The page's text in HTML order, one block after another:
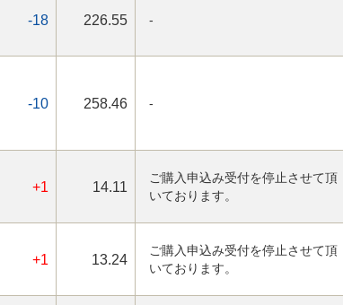
-18 226.55 -
-10 258.46 -
+1 14.11
ご購入申込み受付を停止させて頂
いております。
+1 13.24
ご購入申込み受付を停止させて頂
いております。